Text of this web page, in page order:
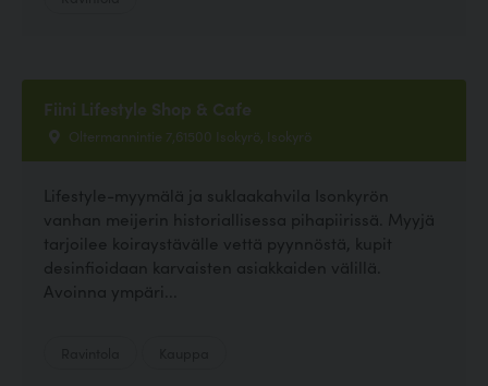
Fiini Lifestyle Shop & Cafe
Oltermannintie 7,61500 Isokyrö, Isokyrö
Lifestyle-myymälä ja suklaakahvila Isonkyrön
vanhan meijerin historiallisessa pihapiirissä. Myyjä
tarjoilee koiraystävälle vettä pyynnöstä, kupit
desinfioidaan karvaisten asiakkaiden välillä.
Avoinna ympäri...